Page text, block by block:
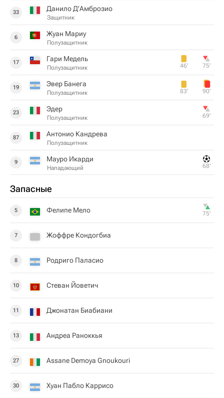
33 Данило Д'Амброзио
Защитник
6 Жуан Мариу
Полузащитник
17 Гари Медель
Полузащитник 46‎’‎ 75‎’‎
19 Эвер Банега
Полузащитник 83‎’‎ 90‎’‎
23 Эдер
Полузащитник 69‎’‎
87 Антонио Кандрева
Полузащитник
9 Мауро Икарди
Нападающий 68‎’‎
Запасные
5 Фелипе Мело 75‎’‎
7 Жоффре Кондогбиа
8 Родриго Паласио
10 Стеван Йоветич
11 Джонатан Биабиани
13 Андреа Раноккья
27 Assane Demoya Gnoukouri
30 Хуан Пабло Каррисо